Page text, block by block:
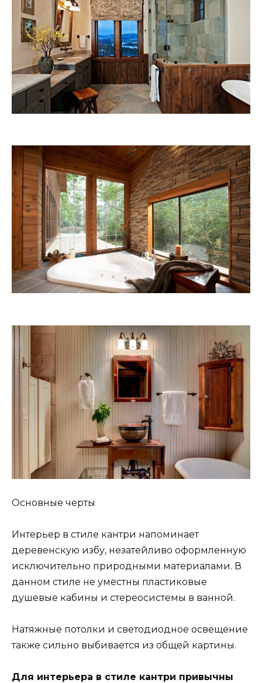
Основные черты
Интерьер в стиле кантри напоминает
деревенскую избу, незатейливо оформленную
исключительно природными материалами. В
данном стиле не уместны пластиковые
душевые кабины и стереосистемы в ванной.
Натяжные потолки и светодиодное освещение
также сильно выбивается из общей картины.
Для интерьера в стиле кантри привычны